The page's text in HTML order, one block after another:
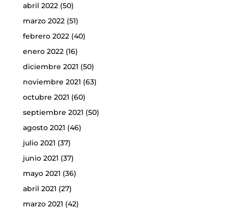
abril 2022(50)
marzo 2022(51)
febrero 2022(40)
enero 2022(16)
diciembre 2021 (50)
noviembre 2021 (63)
octubre 2021 (60)
septiembre 2021 (50)
agosto 2021 (46)
julio 2021 (37)
junio 2021 (37)
mayo 2021 (36)
abril 2021 (27)
marzo 2021 (42)